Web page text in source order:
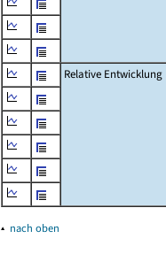
Relative Entwicklung
▴ nach oben